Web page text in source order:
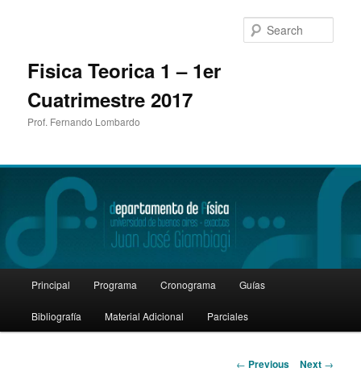
Fisica Teorica 1 – 1er
Cuatrimestre 2017
Prof. Fernando Lombardo
Skip
to
Principal Programa Cronograma Guías
Bibliografía Material Adicional Parciales
Post
← Previous Next →